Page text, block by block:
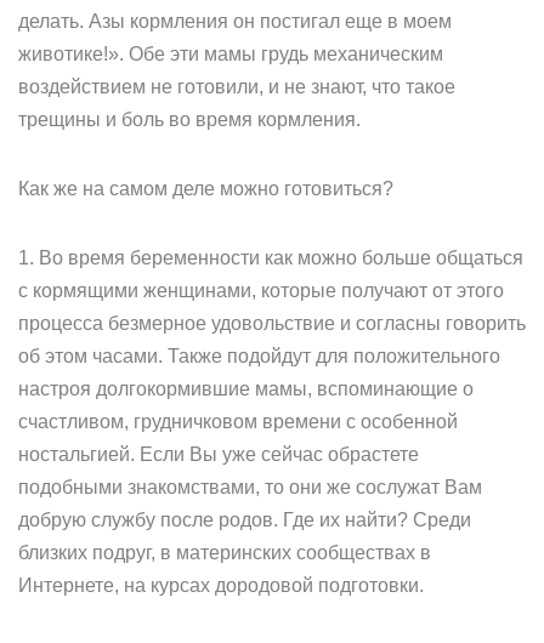
делать. Азы кормления он постигал еще в моем
животике!». Обе эти мамы грудь механическим
воздействием не готовили, и не знают, что такое
трещины и боль во время кормления.
Как же на самом деле можно готовиться?
1. Во время беременности как можно больше общаться
с кормящими женщинами, которые получают от этого
процесса безмерное удовольствие и согласны говорить
об этом часами. Также подойдут для положительного
настроя долгокормившие мамы, вспоминающие о
счастливом, грудничковом времени с особенной
ностальгией. Если Вы уже сейчас обрастете
подобными знакомствами, то они же сослужат Вам
добрую службу после родов. Где их найти? Среди
близких подруг, в материнских сообществах в
Интернете, на курсах дородовой подготовки.